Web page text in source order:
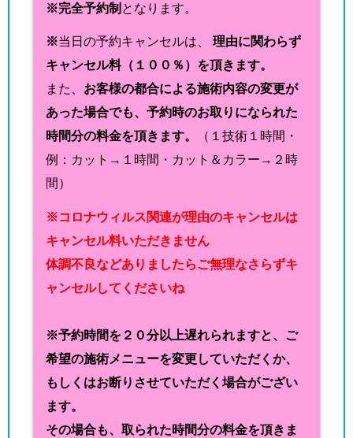
※完全予約制 となります。
※当日の予約キャンセルは、 理由に関わらず
キャンセル料（１００％）を頂きます。
また、 お客様の都合による施術内容の変更が
あった場合でも、予約時のお取りになられた
時間分の料金を頂きます。
（１技術１時間・
例：カット→１時間・カット＆カラー→２時
間）
※コロナウィルス関連が理由のキャンセルは
キャンセル料いただきません
体調不良などありましたらご無理なさらずキ
ャンセルしてくださいね
※予約時間を２０分以上遅れられますと、ご
希望の施術メニューを変更していただくか、
もしくはお断りさせていただく場合がござい
ます。
その場合も、取られた時間分の料金を頂きま